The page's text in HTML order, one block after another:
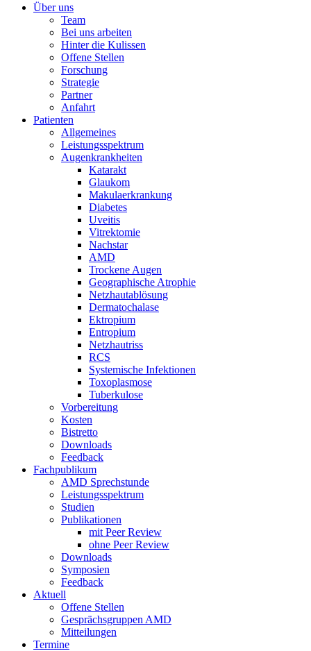
Über uns
Team
Bei uns arbeiten
Hinter die Kulissen
Offene Stellen
Forschung
Strategie
Partner
Anfahrt
Patienten
Allgemeines
Leistungsspektrum
Augenkrankheiten
Katarakt
Glaukom
Makulaerkrankung
Diabetes
Uveitis
Vitrektomie
Nachstar
AMD
Trockene Augen
Geographische Atrophie
Netzhautablösung
Dermatochalase
Ektropium
Entropium
Netzhautriss
RCS
Systemische Infektionen
Toxoplasmose
Tuberkulose
Vorbereitung
Kosten
Bistretto
Downloads
Feedback
Fachpublikum
AMD Sprechstunde
Leistungsspektrum
Studien
Publikationen
mit Peer Review
ohne Peer Review
Downloads
Symposien
Feedback
Aktuell
Offene Stellen
Gesprächsgruppen AMD
Mitteilungen
Termine